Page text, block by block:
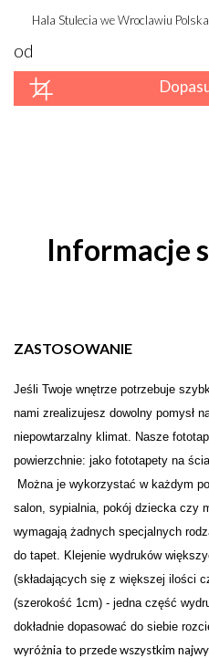
Hala Stulecia we Wroclawiu Polska
od
Informacje
ZASTOSOWANIE
Jeś li Twoje wnętrze potrzebuje
nami zrealizujesz dowolny pomysł
niepowtarzalny klimat. Nasze
powierzchnie: jako fototapety na
Można je wykorzystać w każdym
salon, sypialnia, pokój dziecka czy
wymagają żadnych specjalnych
do tapet. Klejenie wydruków
(składających się z większej ilości
(szerokość 1cm) - jedna część
dokładnie dopasować do siebie
wyróżnia to przede wszystkim